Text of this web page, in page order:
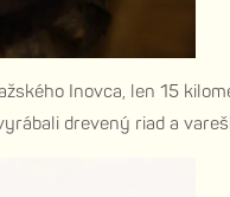
Inovca, len 15
drevený riad a